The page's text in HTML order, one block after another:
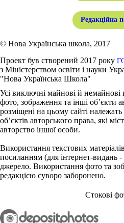
Редакційна
© Нова Українська школа, 2017
Проект був створений 2017 року
з Міністерством освіти і науки
"Нова Українська Школа"
Усі виключні майнові й немайнові
фото, зображення та інші об’єкти
розміщені на цьому сайті
об’єктів авторського права, які
авторство іншої особи.
Використання текстових
посиланням (для інтернет-видань
джерело. Використання фото та
редакцією суворо заборонено.
Стокові